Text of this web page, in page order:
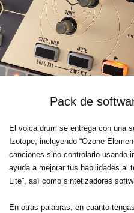
Pack de
El volca drum se entrega con una
Izotope, incluyendo “Ozone
canciones sino controlarlo usando
ayuda a mejorar tus habilidades al
Lite”, así como sintetizadores
En otras palabras, en cuanto